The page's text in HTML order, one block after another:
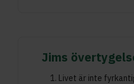
Jims
Livet är inte